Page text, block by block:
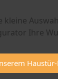
kleine
Ihre